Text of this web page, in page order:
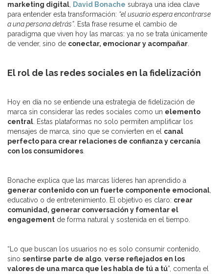
marketing digital David Bonache subraya una idea clave
para entender esta transformación: “el usuario espera encontrarse
a una persona detrás”. Esta frase resume el cambio de
paradigma que viven hoy las marcas: ya no se trata únicamente
de vender, sino de conectar, emocionar y acompañar
El rol de las redes sociales en la fidelización
Hoy en día no se entiende una estrategia de fidelización de
marca sin considerar las redes sociales como un elemento
central . Estas plataformas no solo permiten amplificar los
mensajes de marca, sino que se convierten en el canal
perfecto para crear relaciones de confianza y cercanía
con los consumidores
Bonache explica que las marcas líderes han aprendido a
generar contenido con un fuerte componente emocional
educativo o de entretenimiento. El objetivo es claro: crear
comunidad, generar conversación y fomentar el
engagement de forma natural y sostenida en el tiempo.
“Lo que buscan los usuarios no es solo consumir contenido,
sino sentirse parte de algo verse reflejados en los
valores de una marca que les habla de tú a tú”, comenta el